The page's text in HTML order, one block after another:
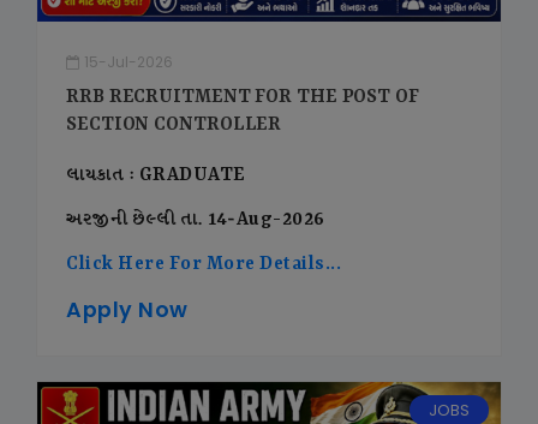
15-Jul-2026
RRB RECRUITMENT FOR THE POST OF
SECTION CONTROLLER
લાયકાત : GRADUATE
અરજીની છેલ્લી તા. 14-Aug-2026
Click Here For More Details...
Apply Now
JOBS